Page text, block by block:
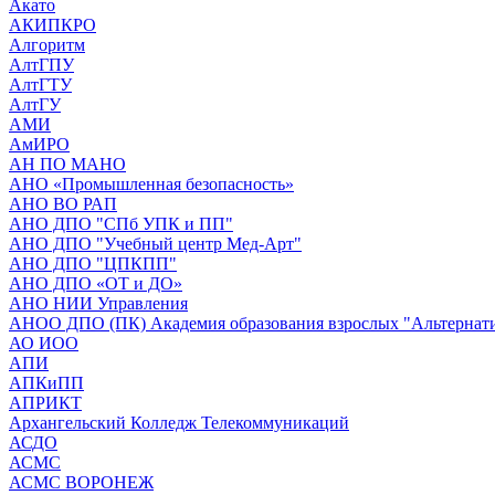
Акато
АКИПКРО
Алгоритм
АлтГПУ
АлтГТУ
АлтГУ
АМИ
АмИРО
АН ПО МАНО
АНО «Промышленная безопасность»
АНО ВО РАП
АНО ДПО "СПб УПК и ПП"
АНО ДПО "Учебный центр Мед-Арт"
АНО ДПО "ЦПКПП"
АНО ДПО «ОТ и ДО»
АНО НИИ Управления
АНОО ДПО (ПК) Академия образования взрослых
АО ИОО
АПИ
АПКиПП
АПРИКТ
Архангельский Колледж Телекоммуникаций
АСДО
АСМС
АСМС ВОРОНЕЖ